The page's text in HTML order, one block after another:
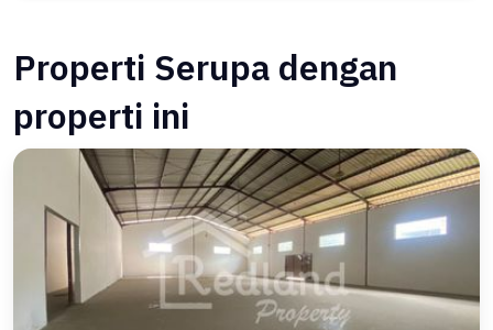
Properti Serupa dengan
properti ini